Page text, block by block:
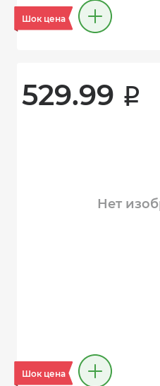
Шок цена
529.99 i
Нет
Шок цена